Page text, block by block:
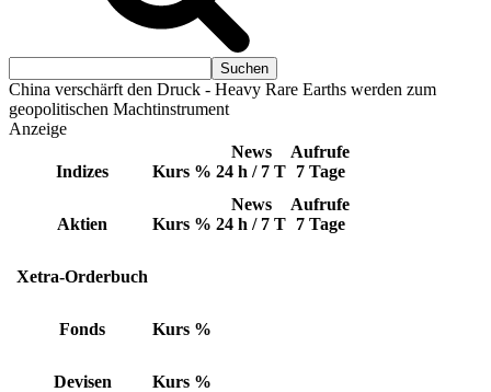
China verschärft den Druck - Heavy Rare Earths werden zum
geopolitischen Machtinstrument
Anzeige
Indizes Kurs %
News
24 h / 7 T
Aufrufe
7 Tage
Aktien Kurs %
News
24 h / 7 T
Aufrufe
7 Tage
Xetra-Orderbuch
Fonds Kurs %
Devisen Kurs %